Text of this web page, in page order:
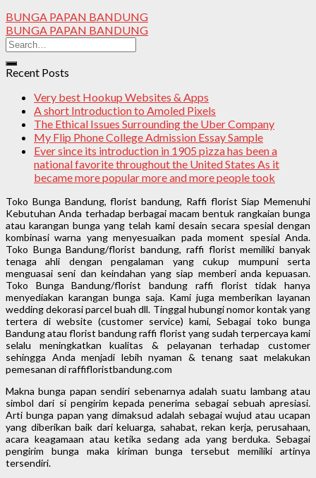
BUNGA PAPAN BANDUNG
BUNGA PAPAN BANDUNG
Recent Posts
Very best Hookup Websites & Apps
A short Introduction to Amoled Pixels
The Ethical Issues Surrounding the Uber Company
My Flip Phone College Admission Essay Sample
Ever since its introduction in 1905 pizza has been a
national favorite throughout the United States As it
became more popular more and more people took
Toko Bunga Bandung, florist bandung, Raffi florist Siap Memenuhi
Kebutuhan Anda terhadap berbagai macam bentuk rangkaian bunga
atau karangan bunga yang telah kami desain secara spesial dengan
kombinasi warna yang menyesuaikan pada moment spesial Anda.
Toko Bunga Bandung/florist bandung, raffi florist memiliki banyak
tenaga ahli dengan pengalaman yang cukup mumpuni serta
menguasai seni dan keindahan yang siap memberi anda kepuasan.
Toko Bunga Bandung/florist bandung raffi florist tidak hanya
menyediakan karangan bunga saja. Kami juga memberikan layanan
wedding dekorasi parcel buah dll. Tinggal hubungi nomor kontak yang
tertera di website (customer service) kami, Sebagai toko bunga
Bandung atau florist bandung raffi florist yang sudah terpercaya kami
selalu meningkatkan kualitas & pelayanan terhadap customer
sehingga Anda menjadi lebih nyaman & tenang saat melakukan
pemesanan di raffifloristbandung.com
Makna bunga papan sendiri sebenarnya adalah suatu lambang atau
simbol dari si pengirim kepada penerima sebagai sebuah apresiasi.
Arti bunga papan yang dimaksud adalah sebagai wujud atau ucapan
yang diberikan baik dari keluarga, sahabat, rekan kerja, perusahaan,
acara keagamaan atau ketika sedang ada yang berduka. Sebagai
pengirim bunga maka kiriman bunga tersebut memiliki artinya
tersendiri.